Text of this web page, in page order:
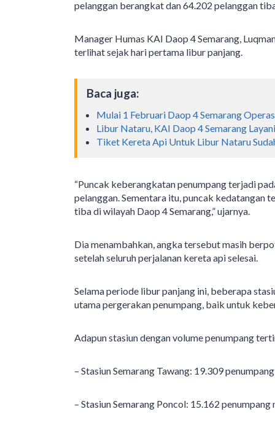
pelanggan berangkat dan 64.202 pelanggan
Manager Humas KAI Daop 4 Semarang,
terlihat sejak hari pertama libur panjang.
Baca juga:
Mulai 1 Februari Daop 4 Semarang
Libur Nataru, KAI Daop 4 Semarang
Tiket Kereta Api Untuk Libur Nataru
“Puncak keberangkatan penumpang terjadi
pelanggan. Sementara itu, puncak kedatangan
tiba di wilayah Daop 4 Semarang,” ujarnya.
Dia menambahkan, angka tersebut masih
setelah seluruh perjalanan kereta api selesai.
Selama periode libur panjang ini, beberapa
utama pergerakan penumpang, baik untuk
Adapun stasiun dengan volume penumpang
– Stasiun Semarang Tawang: 19.309
– Stasiun Semarang Poncol: 15.162